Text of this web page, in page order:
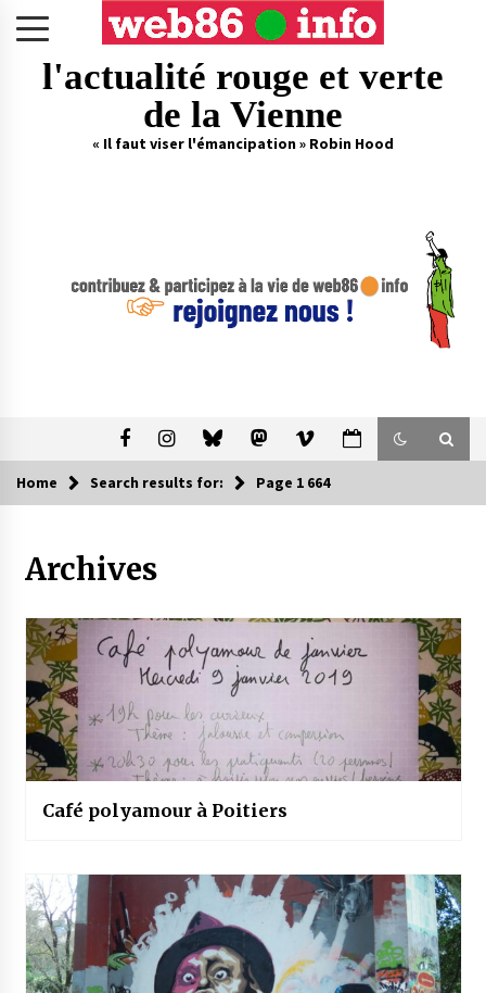
l'actualité rouge et verte
de la Vienne
« Il faut viser l'émancipation » Robin Hood
Home Search results for: Page 1 664
Archives
Café polyamour à Poitiers